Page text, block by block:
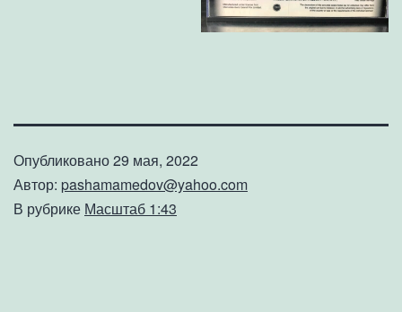
Опубликовано29 мая, 2022
Автор: pashamamedov@yahoo.com
В рубрике Масштаб 1:43